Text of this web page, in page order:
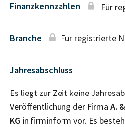
Finanzkennzahlen Für
Branche Für registrierte
Jahresabschluss
Es liegt zur Zeit keine
Veröffentlichung der Firma A.
KG in firminform vor. Es